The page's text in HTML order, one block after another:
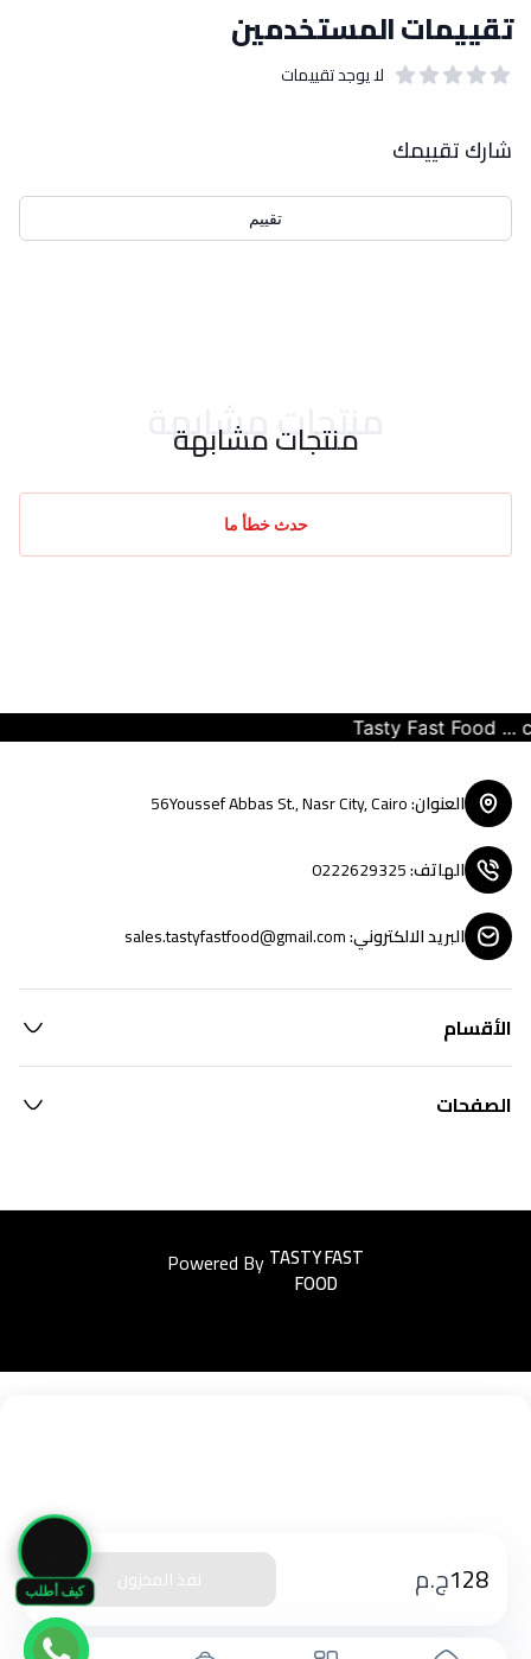
كيف أطلب
تقييمات المستخدمين
لا يوجد تقييمات
شارك تقييمك
تقييم
منتجات مشابهة
منتجات مشابهة
حدث خطأ ما
128ج.م نفذ المخزون
Tasty Fast Food ...
العنوان:
56Youssef Abbas St., Nasr City, Cairo
الهاتف:
0222629325
البريد الالكتروني:
sales.tastyfastfood@gmail.com
الأقسام
الصفحات
Powered ByEasyorders